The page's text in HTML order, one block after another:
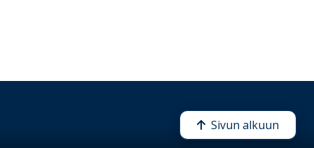
Sivun alkuun